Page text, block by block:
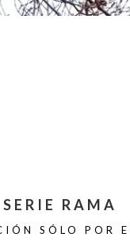
SERIE RAMA
SÓLO POR